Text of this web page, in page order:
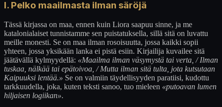
I. Pelko maailmasta ilman säröjä
Tässä kirjassa on maa, ennen kuin Liora saapuu sinne, ja me
katalonialaiset tunnistamme sen puistatuksella, sillä sitä on luvattu
meille monesti. Se on maa ilman rosoisuutta, jossa kaikki sopii
yhteen, jossa yksikään lanka ei pistä esiin. Kirjailija kuvailee sitä
jäätävällä kylmyydellä: «Maailma ilman väsymystä tai verta, / Ilman
tuskaa, nälkää tai epätoivoa, / Mutta ilman sitä tulta, jota kutsutaan
Kaipuuksi lentää.» Se on valmiin täydellisyyden paratiisi, kudottu
tarkkuudella, joka, kuten teksti sanoo, tuo mieleen «putoavan lumen
hiljaisen logiikan».